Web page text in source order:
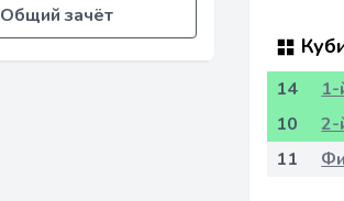
Общий зачёт
14
1-
10
2-
11